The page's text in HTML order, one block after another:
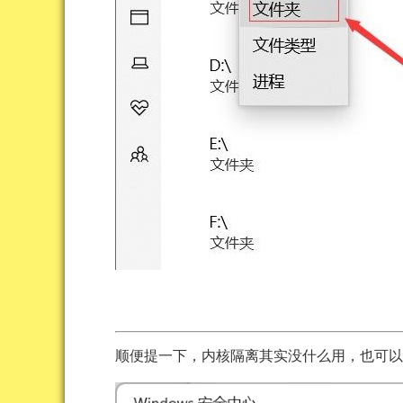
顺便提一下，内核隔离其实没什么用，也可